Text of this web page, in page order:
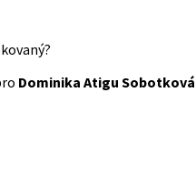
Dominika Atigu Sobotková